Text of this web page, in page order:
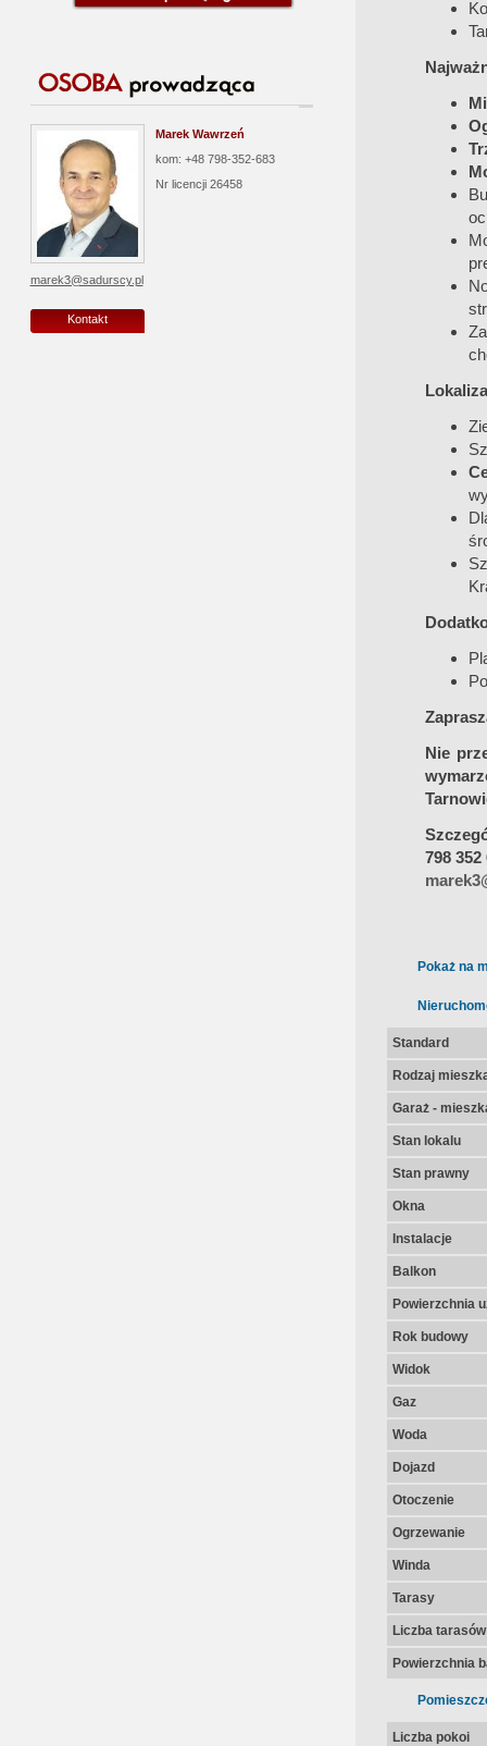
Marek Wawrzeń
kom: +48 798-352-683
Nr licencji 26458
marek3@sadurscy.pl
Kontakt
Nie
798 352
Pokaż na
Standard
Rodzaj
Garaż -
Stan lokalu
Stan prawny
Okna
Instalacje
Balkon
Powierzchnia
Rok budowy
Widok
Gaz
Woda
Dojazd
Otoczenie
Ogrzewanie
Winda
Tarasy
Liczba tarasów
Powierzchnia
Liczba pokoi